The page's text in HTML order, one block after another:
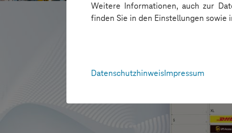
Weitere Informationen, auch zur
finden Sie in den Einstellungen sowie
DatenschutzhinweisImpressum